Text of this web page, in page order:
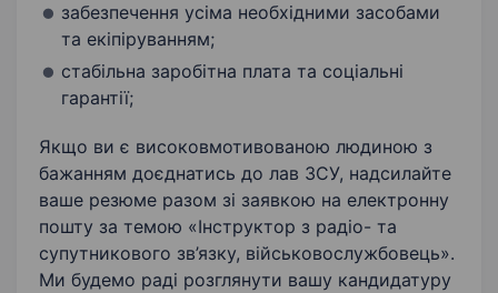
забезпечення усіма необхідними засобами
та екіпіруванням;
стабільна заробітна плата та соціальні
гарантії;
Якщо ви є високовмотивованою людиною з
бажанням доєднатись до лав ЗСУ, надсилайте
ваше резюме разом зі заявкою на електронну
пошту за темою «Інструктор з радіо- та
супутникового зв’язку, військовослужбовець».
Ми будемо раді розглянути вашу кандидатуру